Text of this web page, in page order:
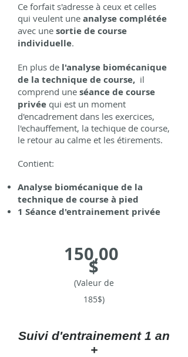
Ce forfait s'adresse à ceux et celles
qui veulent une analyse complétée
avec une sortie de course
individuelle.
En plus de l'analyse biomécanique
de la technique de course, il
comprend une séance de course
privée qui est un moment
d'encadrement dans les exercices,
l'echauffement, la techique de course,
le retour au calme et les étirements.
Contient:
Analyse biomécanique de la
technique de course à pied
1 Séance d'entrainement privée
150,00
$
(Valeur de
185$)
Suivi d'entrainement 1 an
+